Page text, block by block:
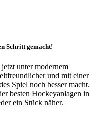
Schritt gemacht!
unter modernem
und mit einer
Spiel noch besser macht.
besten Hockeyanlagen in
ein Stück näher.